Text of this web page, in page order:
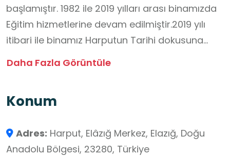
başlamıştır. 1982 ile 2019 yılları arası binamızda
Eğitim hizmetlerine devam edilmiştir.2019 yılı
itibari ile binamız Harputun Tarihi dokusuna
uygun bir şekilde inşa edilmek üzere
müdürlüğümüz 2023 yılı itibari ile şuan ki hizmet
kapasiteye sahip olup 15 derslikten
oluşmaktadır.270 Kişilik Yemekhane Ayrıca 240
Daha Fazla Görüntüle
Konum
Adres: Harput, Elâzığ Merkez, Elazığ, Doğu
Anadolu Bölgesi, 23280, Türkiye